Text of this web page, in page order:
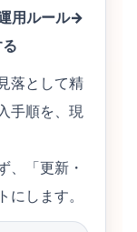
用ルール→
落として精
手順を、現
、「更新・
します。